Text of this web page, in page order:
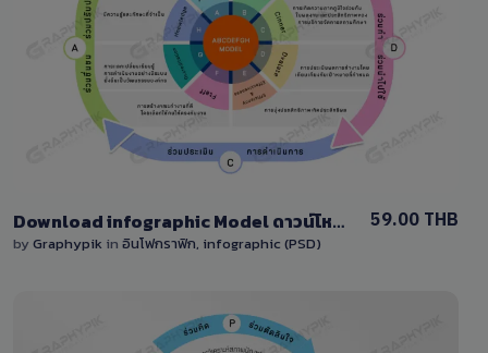
View Details
3 Sales
Download infographic Model ดาวน์โหลดแผนภาพแบบจำลองโมเดลแก้ไขได้
by Graphypik in อินโฟกราฟิก, infographic (PSD)
59.00 THB